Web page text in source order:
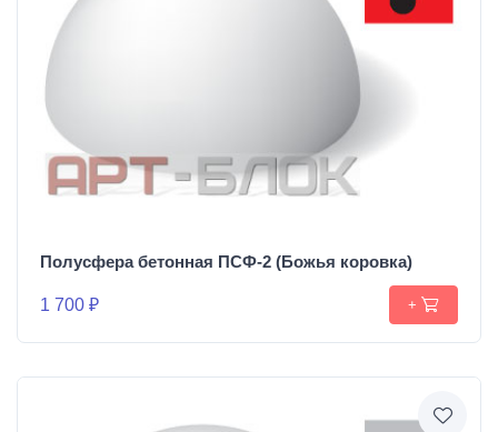
Полусфера бетонная ПСФ-2 (Божья коровка)
1 700 ₽ +